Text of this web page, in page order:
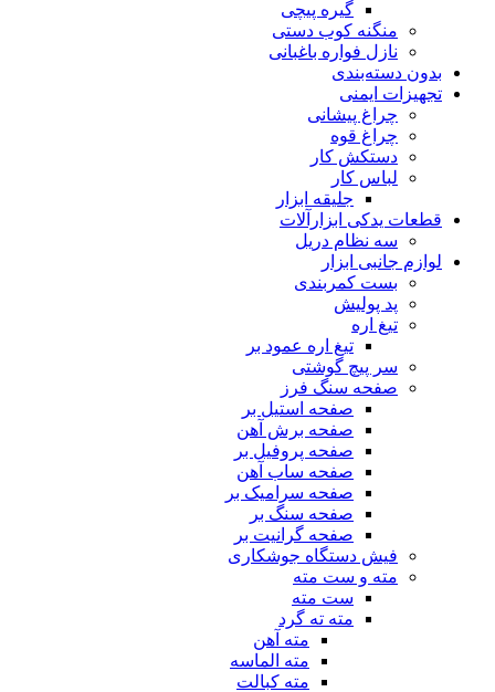
گیره پیچی
منگنه کوب دستی
نازل فواره باغبانی
بدون دسته‌بندی
تجهیزات ایمنی
چراغ پیشانی
چراغ قوه
دستکش کار
لباس کار
جلیقه ابزار
قطعات یدکی ابزارآلات
سه نظام دریل
لوازم جانبی ابزار
بست کمربندی
پد پولیش
تیغ اره
تیغ اره عمود بر
سر پیچ گوشتی
صفحه سنگ فرز
صفحه استیل بر
صفحه برش آهن
صفحه پروفیل بر
صفحه ساب آهن
صفحه سرامیک بر
صفحه سنگ بر
صفحه گرانیت بر
فیش دستگاه جوشکاری
مته و ست مته
ست مته
مته ته گرد
مته آهن
مته الماسه
مته کبالت